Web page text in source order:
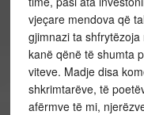
vjeçare mendova që
gjimnazi ta
kanë qënë të shumta
viteve. Madje disa
shkrimtarëve, të
afërmve të mi,